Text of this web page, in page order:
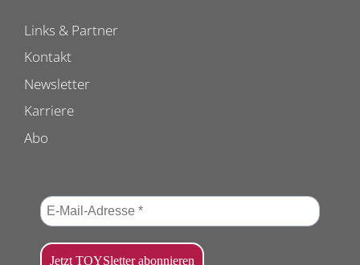
Links & Partner
Kontakt
Newsletter
Karriere
Abo